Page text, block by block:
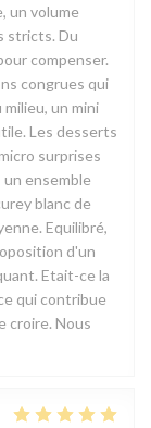
un volume
stricts. Du
compenser.
congrues qui
un mini
Les desserts
surprises
ensemble
blanc de
Equilibré,
d'un
Etait-ce la
qui contribue
croire. Nous